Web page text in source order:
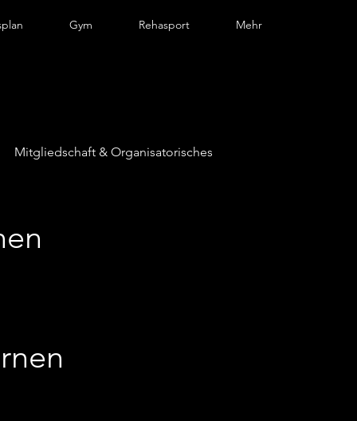
Gym Rehasport Mehr
Mitgliedschaft & Organisatorisches